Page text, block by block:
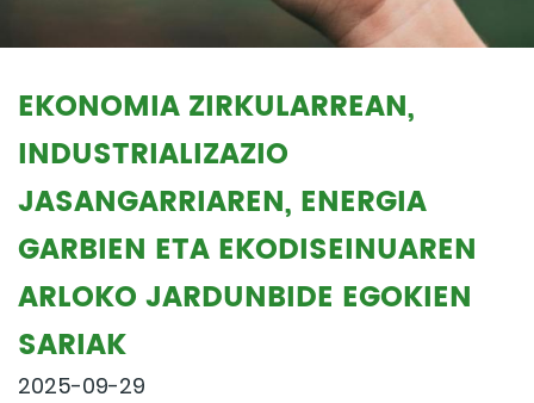
EKONOMIA ZIRKULARREAN,
INDUSTRIALIZAZIO
JASANGARRIAREN, ENERGIA
GARBIEN ETA EKODISEINUAREN
ARLOKO JARDUNBIDE EGOKIEN
SARIAK
2025-09-29